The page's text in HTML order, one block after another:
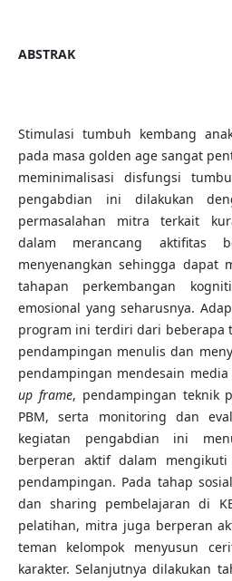
ABSTRAK
Stimulasi tumbuh kembang
pada masa golden age sangat
meminimalisasi disfungsi
pengabdian ini dilakukan
permasalahan mitra terkait
dalam merancang aktifitas
menyenangkan sehingga dapat
tahapan perkembangan
emosional yang seharusnya.
program ini terdiri dari beberapa
pendampingan menulis dan
pendampingan mendesain media
up frame, pendampingan teknik
PBM, serta monitoring dan
kegiatan pengabdian ini
berperan aktif dalam
pendampingan. Pada tahap
dan sharing pembelajaran di
pelatihan, mitra juga berperan
teman kelompok menyusun
karakter. Selanjutnya dilakukan